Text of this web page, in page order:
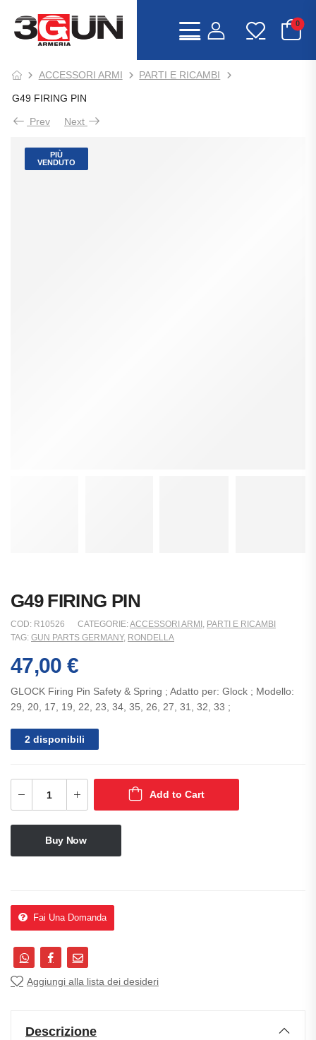
0
ACCESSORI ARMI PARTI E RICAMBI
G49 FIRING PIN
Prev Next
PIÙ
VENDUTO
G49 FIRING PIN
COD: R10526 CATEGORIE:ACCESSORI ARMI , PARTI E RICAMBI
TAG: GUN PARTS GERMANY, RONDELLA
47,00 €
GLOCK Firing Pin Safety & Spring ; Adatto per: Glock ; Modello:
29, 20, 17, 19, 22, 23, 34, 35, 26, 27, 31, 32, 33 ;
2 disponibili
Add to Cart
Buy Now
Fai Una Domanda
Aggiungi alla lista dei desideri
Descrizione